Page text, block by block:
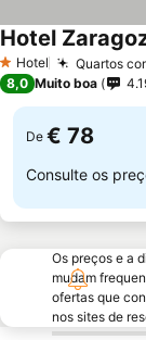
1 Estrelas
Hotel Quartos
Hotel
8,0 Muito boa
De € 78
Consulte os
Os preços e a
mudam
ofertas que
nos sites de